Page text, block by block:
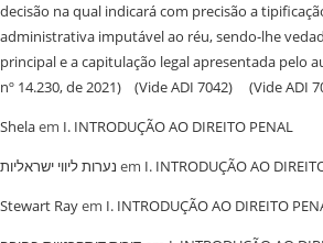
decisão na qual indicará com precisão a
administrativa imputável ao réu, sendo-lhe
principal e a capitulação legal apresentada
nº 14.230, de 2021) (Vide ADI 7042) (Vide ADI
Shelaem I. INTRODUÇÃO AO DIREITO PENAL
נערות ליווי ישראליות em I. INTRODUÇÃO AO
Stewart Rayem I. INTRODUÇÃO AO DIREITO